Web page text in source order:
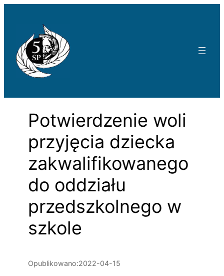
Potwierdzenie woli
przyjęcia dziecka
zakwalifikowanego
do oddziału
przedszkolnego w
szkole
Opublikowano:2022-04-15